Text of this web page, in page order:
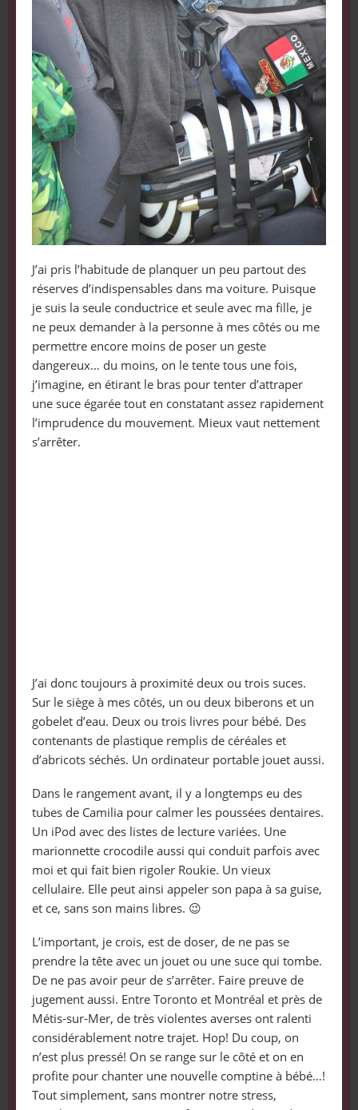
J’ai pris l’habitude de planquer un peu partout des
réserves d’indispensables dans ma voiture. Puisque
je suis la seule conductrice et seule avec ma fille, je
ne peux demander à la personne à mes côtés ou me
permettre encore moins de poser un geste
dangereux… du moins, on le tente tous une fois,
j’imagine, en étirant le bras pour tenter d’attraper
une suce égarée tout en constatant assez rapidement
l’imprudence du mouvement. Mieux vaut nettement
s’arrêter.
J’ai donc toujours à proximité deux ou trois suces.
Sur le siège à mes côtés, un ou deux biberons et un
gobelet d’eau. Deux ou trois livres pour bébé. Des
contenants de plastique remplis de céréales et
d’abricots séchés. Un ordinateur portable jouet aussi.
Dans le rangement avant, il y a longtemps eu des
tubes de Camilia pour calmer les poussées dentaires.
Un iPod avec des listes de lecture variées. Une
marionnette crocodile aussi qui conduit parfois avec
moi et qui fait bien rigoler Roukie. Un vieux
cellulaire. Elle peut ainsi appeler son papa à sa guise,
et ce, sans son mains libres. 😉
L’important, je crois, est de doser, de ne pas se
prendre la tête avec un jouet ou une suce qui tombe.
De ne pas avoir peur de s’arrêter. Faire preuve de
jugement aussi. Entre Toronto et Montréal et près de
Métis-sur-Mer, de très violentes averses ont ralenti
considérablement notre trajet. Hop! Du coup, on
n’est plus pressé! On se range sur le côté et on en
profite pour chanter une nouvelle comptine à bébé…!
Tout simplement, sans montrer notre stress,